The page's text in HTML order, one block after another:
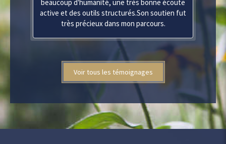
beaucoup d'humanité, une très bonne écoute
active et des outils structurés.Son soutien fut
très précieux dans mon parcours.
Voir tous les témoignages